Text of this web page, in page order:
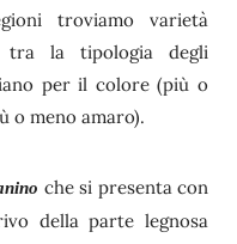
troviamo varietà
tra la tipologia degli
per il colore (più o
o meno amaro).
che si presenta con
della parte legnosa